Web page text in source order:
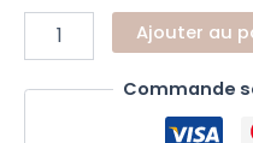
Ajouter au
Commande